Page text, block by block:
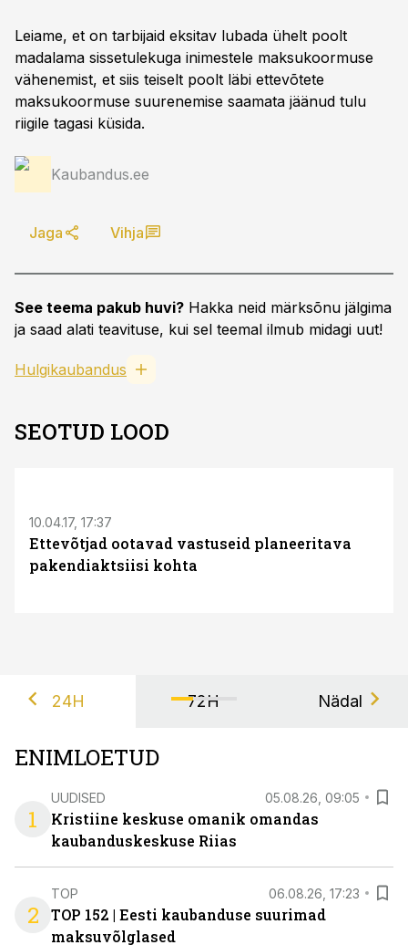
Leiame, et on tarbijaid eksitav lubada ühelt poolt
madalama sissetulekuga inimestele maksukoormuse
vähenemist, et siis teiselt poolt läbi ettevõtete
maksukoormuse suurenemise saamata jäänud tulu
riigile tagasi küsida.
Kaubandus.ee
Jaga Vihja
See teema pakub huvi? Hakka neid märksõnu jälgima
ja saad alati teavituse, kui sel teemal ilmub midagi uut!
Hulgikaubandus
SEOTUD LOOD
10.04.17, 17:37
Ettevõtjad ootavad vastuseid planeeritava
pakendiaktsiisi kohta
24H 72H Nädal
ENIMLOETUD
1
UUDISED 05.08.26, 09:05
Kristiine keskuse omanik omandas
kaubanduskeskuse Riias
2
TOP 06.08.26, 17:23
TOP 152 | Eesti kaubanduse suurimad
maksuvõlglased